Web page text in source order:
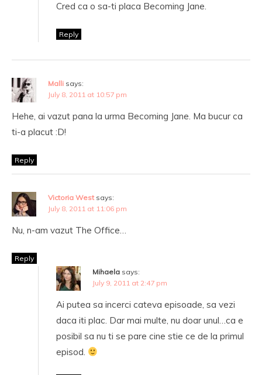
Cred ca o sa-ti placa Becoming Jane.
Reply
Malli says:
July 8, 2011 at 10:57 pm
Hehe, ai vazut pana la urma Becoming Jane. Ma bucur ca
ti-a placut :D!
Reply
Victoria West says:
July 8, 2011 at 11:06 pm
Nu, n-am vazut The Office…
Reply
Mihaela says:
July 9, 2011 at 2:47 pm
Ai putea sa incerci cateva episoade, sa vezi
daca iti plac. Dar mai multe, nu doar unul…ca e
posibil sa nu ti se pare cine stie ce de la primul
episod.